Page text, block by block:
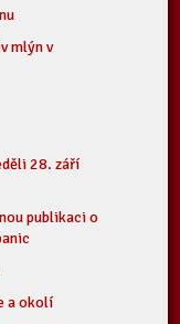
mlýn v
28. září
publikaci o
a okolí